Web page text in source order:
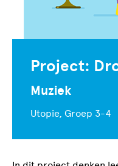
Project:
Muziek
Utopie, Groep 3-4